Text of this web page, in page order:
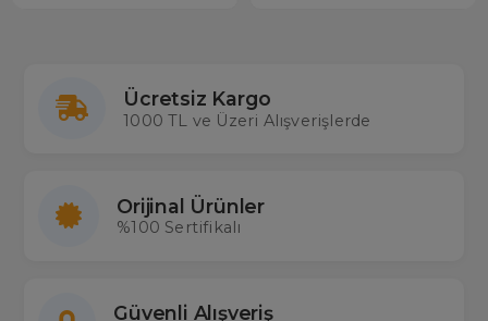
Ücretsiz Kargo
1000 TL ve Üzeri Alışverişlerde
Orijinal Ürünler
%100 Sertifikalı
Güvenli Alışveriş